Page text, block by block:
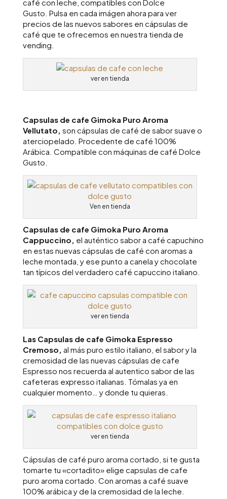
café con leche, compatibles con Dolce
Gusto. Pulsa en cada imágen ahora para ver
precios de las nuevos sabores en cápsulas de
café que te ofrecemos en nuestra tienda de
vending.
ver en tienda
Capsulas de cafe Gimoka Puro Aroma
Vellutato, son cápsulas de café de sabor suave o
aterciopelado. Procedente de café 100%
Arábica. Compatible con máquinas de café Dolce
Gusto.
Ven en tienda
Capsulas de cafe Gimoka Puro Aroma
Cappuccino, el auténtico sabor a café capuchino
en estas nuevas cápsulas de café con aromas a
leche montada, y ese punto a canela y chocolate
tan típicos del verdadero café capuccino italiano.
ver en tienda
Las Capsulas de cafe Gimoka Espresso
Cremoso, al más puro estilo italiano, el sabor y la
cremosidad de las nuevas cápsulas de cafe
Espresso nos recuerda al autentico sabor de las
cafeteras expresso italianas. Tómalas ya en
cualquier momento… y donde tu quieras.
ver en tienda
Cápsulas de café puro aroma cortado, si te gusta
tomarte tu «cortadito» elige capsulas de cafe
puro aroma cortado. Con aromas a café suave
100% arábica y de la cremosidad de la leche.